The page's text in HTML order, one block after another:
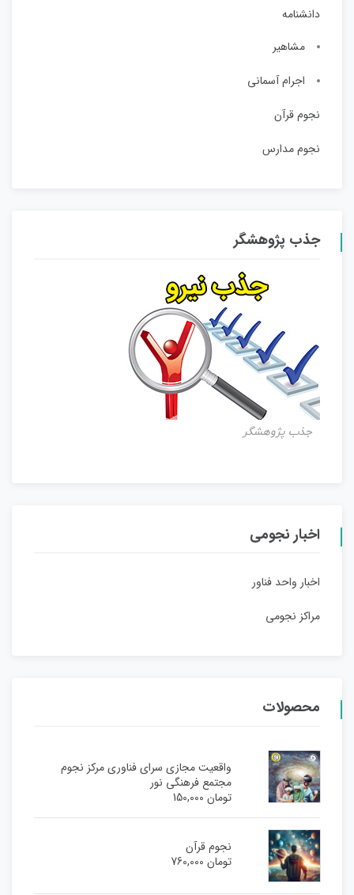
دانشنامه
مشاهیر
اجرام آسمانی
نجوم قرآن
نجوم مدارس
جذب پژوهشگر
جذب پژوهشگر
اخبار نجومی
اخبار واحد فناور
مراکز نجومی
محصولات
واقعیت مجازی سرای فناوری مرکز نجوم
مجتمع فرهنگی نور
تومان150,000
نجوم قرآن
تومان760,000